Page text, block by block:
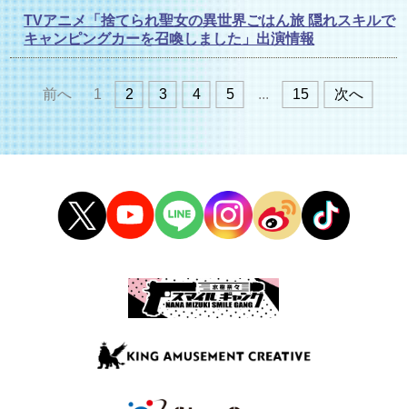
TVアニメ「捨てられ聖女の異世界ごはん旅 隠れスキルで
キャンピングカーを召喚しました」出演情報
前へ 1 2 3 4 5 ... 15 次へ